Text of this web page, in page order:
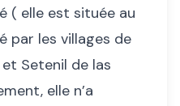
( elle est située au
par les villages de
Setenil de las
elle n’a